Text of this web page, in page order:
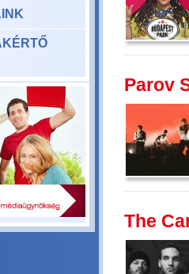
Parov
The